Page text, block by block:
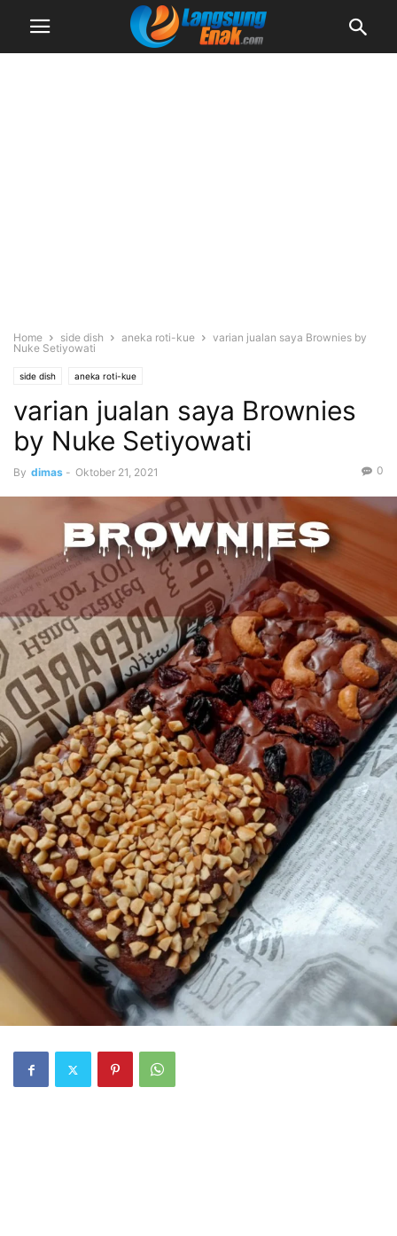
Home side dish aneka roti-kue
varian jualan saya Brownies by
Nuke Setiyowati
side dish aneka roti-kue
varian jualan saya Brownies
by Nuke Setiyowati
By dimas - Oktober 21, 2021 0